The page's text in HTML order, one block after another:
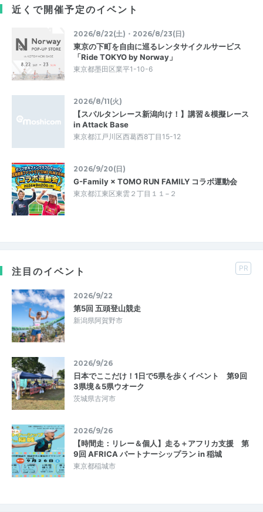
近くで開催予定のイベント
2026/8/22(土)・2026/8/23(日)
東京の下町を自由に巡るレンタサイクルサービス
「Ride TOKYO by Norway」
東京都墨田区業平1-10-6
2026/8/11(火)
【スパルタンレース新潟向け！】講習＆模擬レース
in Attack Base
東京都江戸川区西葛西8丁目15-12
2026/9/20(日)
G-Family × TOMO RUN FAMILY コラボ運動会
東京都江東区東雲２丁目１１−２
注目のイベント PR
2026/9/22
第5回 五頭登山競走
新潟県阿賀野市
2026/9/26
日本でここだけ！1日で5県を歩くイベント 第9回
3県境＆5県ウオーク
茨城県古河市
2026/9/26
【時間走：リレー＆個人】走る＋アフリカ支援 第
9回 AFRICA パートナーシップラン in 稲城
東京都稲城市